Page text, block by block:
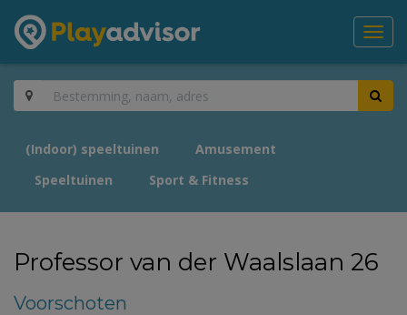
(Indoor) speeltuinen
Amusement
Speeltuinen
Sport & Fitness
Professor van der Waalslaan 26
Voorschoten